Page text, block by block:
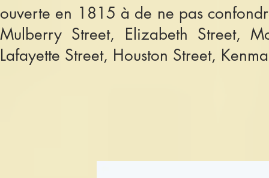
ouverte en 1815 à de ne pas
Mulberry Street, Elizabeth Street,
Lafayette Street, Houston Street,